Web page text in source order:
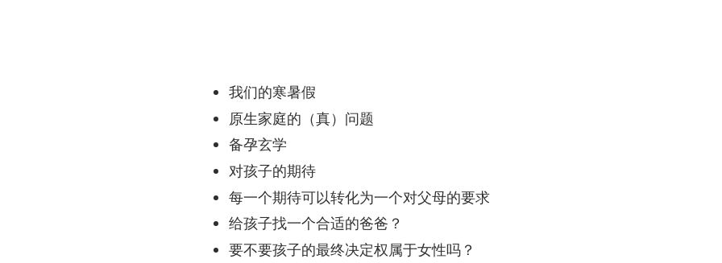
我们的寒暑假
原生家庭的（真）问题
备孕玄学
对孩子的期待
每一个期待可以转化为一个对父母的要求
给孩子找一个合适的爸爸？
要不要孩子的最终决定权属于女性吗？